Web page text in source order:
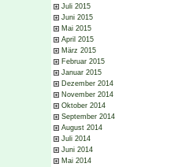
Juli 2015
Juni 2015
Mai 2015
April 2015
März 2015
Februar 2015
Januar 2015
Dezember 2014
November 2014
Oktober 2014
September 2014
August 2014
Juli 2014
Juni 2014
Mai 2014